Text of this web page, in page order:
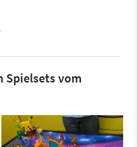
Spielsets vom